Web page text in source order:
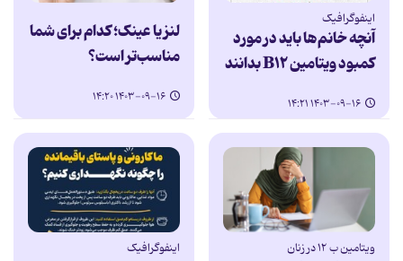
اینفوگرافیک
آنچه خانم‌ها باید در مورد
کمبود ویتامین B۱۲ بدانند
۱۴۰۳-۰۹-۱۶ ۱۴:۲۱
لنز یا عینک؛ کدام برای شما
مناسب‌تر است؟
۱۴۰۳-۰۹-۱۶ ۱۴:۲۰
ویتامین ب ۱۲ در زنان اینفوگرافیک